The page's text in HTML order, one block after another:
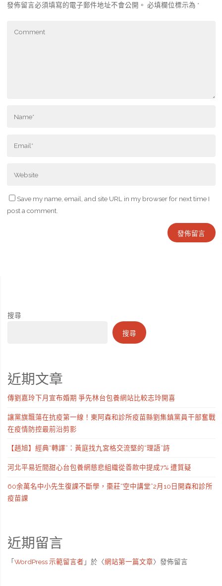
發佈留言必須填寫的電子郵件地址不會公開。 必填欄位標示為 *
Save my name, email, and site URL in my browser for next time I
post a comment.
搜尋
搜尋
近期文章
傳劉嘉玲下月宣布婚期 爭先林台包養網站比較志玲開喜
讓黨旗飄蕩在抗疫第一線！東阿森和診所疫苗縣劉集鎮黨員干部奮戰
在疫情防控最前沿剪影
【趙旭】經典“轉譯”：黃庭找九宮格交流堅的“理語”詩
河北平易近間甜心台包養網慈悲組織從善款中提成7% 遭質疑
60余萬名中小先生復課不斷學，棗莊“空中講堂”2月10日開森和診所
疫苗課
近期留言
「 WordPress 示範留言者 」於〈網站第一篇文章〉發佈留言